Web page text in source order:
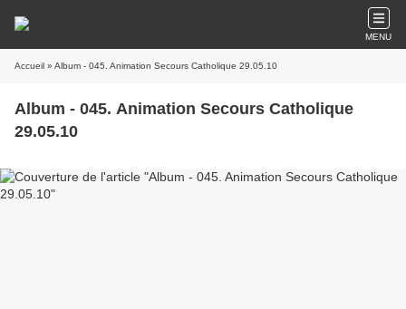
MENU
Accueil » Album - 045. Animation Secours Catholique 29.05.10
Album - 045. Animation Secours Catholique
29.05.10